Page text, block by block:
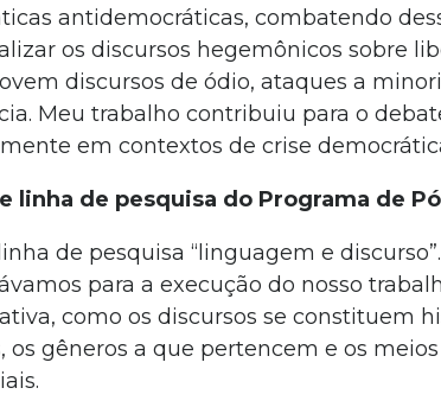
antidemocráticas, combatendo
os discursos hegemônicos sobre
discursos de ódio, ataques a
Meu trabalho contribuiu para o
em contextos de crise
linha de pesquisa do Programa de
de pesquisa “linguagem e
para a execução do nosso
como os discursos se constituem
gêneros a que pertencem e os